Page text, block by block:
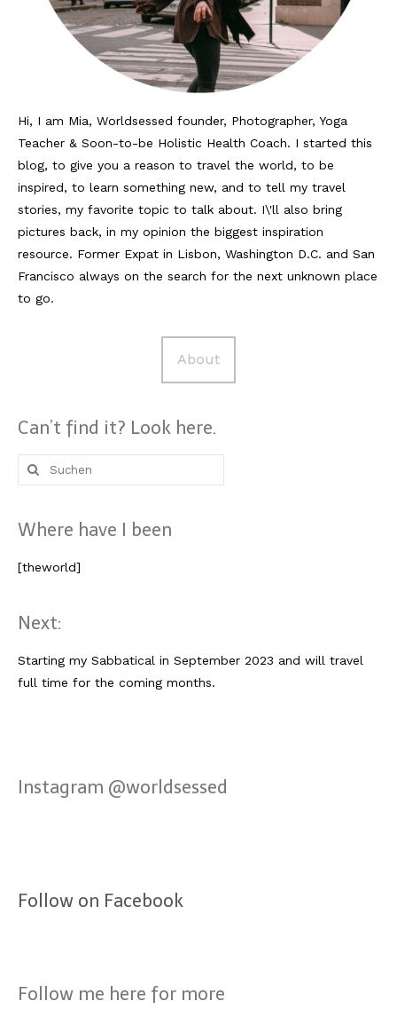
Hi, I am Mia, Worldsessed founder, Photographer, Yoga
Teacher & Soon-to-be Holistic Health Coach. I started this
blog, to give you a reason to travel the world, to be
inspired, to learn something new, and to tell my travel
stories, my favorite topic to talk about. I\'ll also bring
pictures back, in my opinion the biggest inspiration
resource. Former Expat in Lisbon, Washington D.C. and San
Francisco always on the search for the next unknown place
to go.
About
Can’t find it? Look here.
Suche
nach:
Where have I been
[theworld]
Next:
Starting my Sabbatical in September 2023 and will travel
full time for the coming months.
Instagram @worldsessed
Follow on Facebook
Follow me here for more